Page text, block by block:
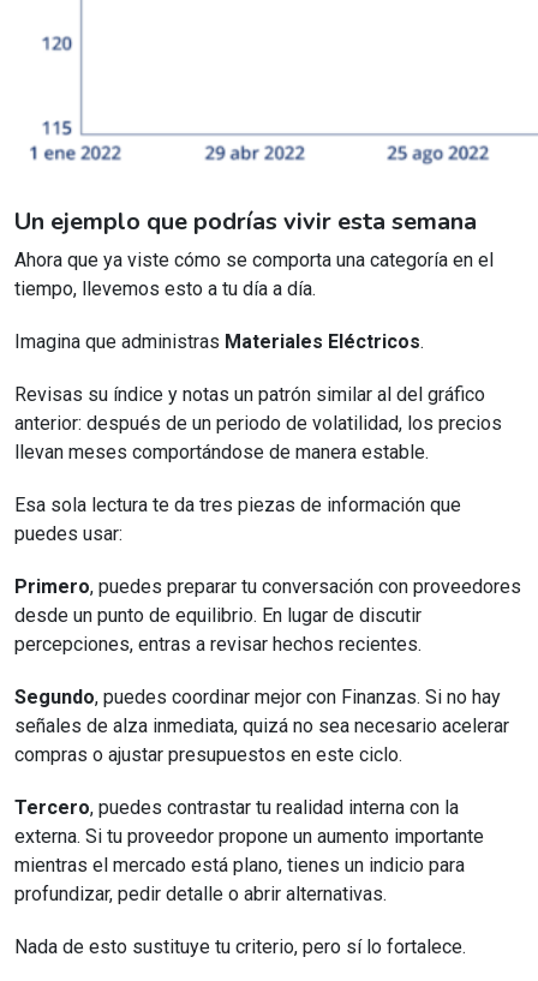
Un ejemplo que podrías vivir esta semana
Ahora que ya viste cómo se comporta una categoría en el
tiempo, llevemos esto a tu día a día.
Imagina que administras Materiales Eléctricos.
Revisas su índice y notas un patrón similar al del gráfico
anterior: después de un periodo de volatilidad, los precios
llevan meses comportándose de manera estable.
Esa sola lectura te da tres piezas de información que
puedes usar:
Primero, puedes preparar tu conversación con proveedores
desde un punto de equilibrio. En lugar de discutir
percepciones, entras a revisar hechos recientes.
Segundo, puedes coordinar mejor con Finanzas. Si no hay
señales de alza inmediata, quizá no sea necesario acelerar
compras o ajustar presupuestos en este ciclo.
Tercero, puedes contrastar tu realidad interna con la
externa. Si tu proveedor propone un aumento importante
mientras el mercado está plano, tienes un indicio para
profundizar, pedir detalle o abrir alternativas.
Nada de esto sustituye tu criterio, pero sí lo fortalece.